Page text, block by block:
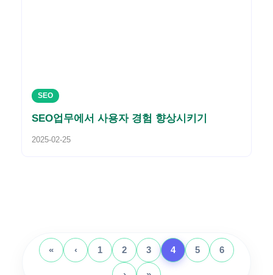
SEO
SEO업무에서 사용자 경험 향상시키기
2025-02-25
« ‹ 1 2 3 4 5 6